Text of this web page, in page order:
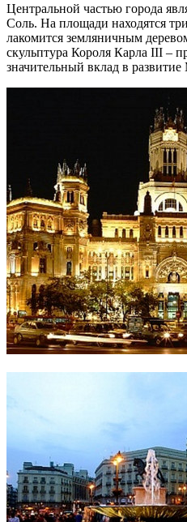
Центральной частью города
Соль. На площади находятся
лакомится земляничным
скульптура Короля Карла III –
значительный вклад в